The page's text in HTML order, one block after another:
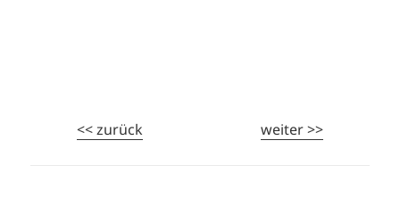
<< zurück weiter >>